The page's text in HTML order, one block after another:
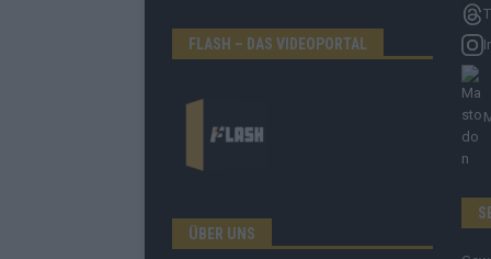
FLASH – DAS VIDEOPORTAL
ÜBER UNS